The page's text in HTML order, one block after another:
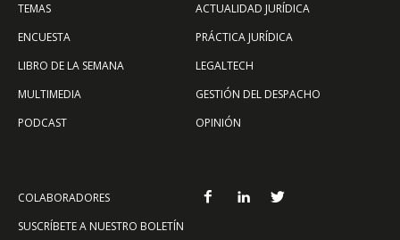
TEMAS
ENCUESTA
LIBRO DE LA SEMANA
MULTIMEDIA
PODCAST
ACTUALIDAD JURÍDICA
PRÁCTICA JURÍDICA
LEGALTECH
GESTIÓN DEL DESPACHO
OPINIÓN
COLABORADORES
SUSCRÍBETE A NUESTRO BOLETÍN